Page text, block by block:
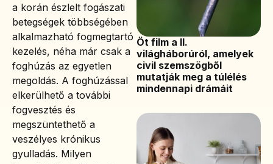
a korán észlelt fogászati
betegségek többségében
alkalmazható fogmegtartó
kezelés, néha már csak a
foghúzás az egyetlen
megoldás. A foghúzással
elkerülhető a további
fogvesztés és
megszüntethető a
veszélyes krónikus
gyulladás. Milyen
Öt film a II.
világháborúról, amelyek
civil szemszögből
mutatják meg a túlélés
mindennapi drámáit